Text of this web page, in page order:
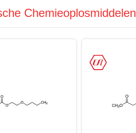
Chemieoplosmiddelen